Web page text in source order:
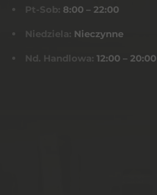
Pt-Sob: 8:00 – 22:00
Niedziela: Nieczynne
Nd. Handlowa: 12:00 – 20:00